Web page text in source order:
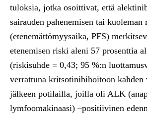
tuloksia, jotka osoittivat, että
sairauden pahenemisen tai kuoleman
(etenemättömyysaika, PFS)
etenemisen riski aleni 57 prosenttia
(riskisuhde = 0,43; 95 %:n
verrattuna kritsotinibihoitoon kahden
jälkeen potilailla, joilla oli ALK
lymfoomakinaasi) –positiivinen